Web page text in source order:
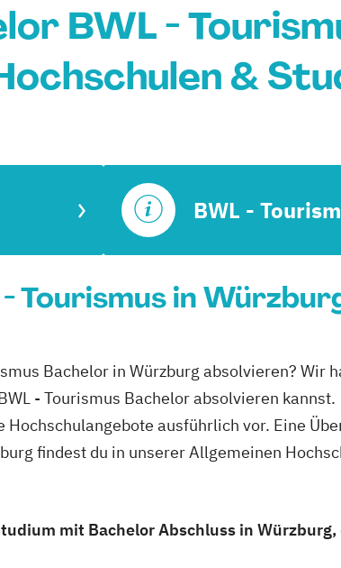
BWL -
&
BWL -
Tourismus in
Bachelor in Würzburg absolvieren? Wir
- Tourismus Bachelor absolvieren kannst.
ausführlich vor. Eine
findest du in unserer Allgemeinen
mit Bachelor Abschluss in